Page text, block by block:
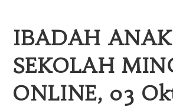
IBADAH ANAK
SEKOLAH
ONLINE, 03